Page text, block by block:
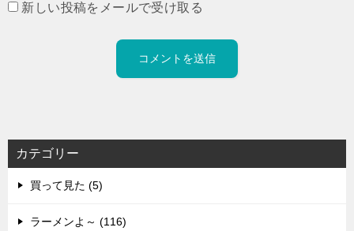
新しい投稿をメールで受け取る
カテゴリー
買って見た (5)
ラーメンよ～ (116)